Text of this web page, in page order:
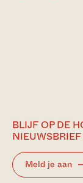
BLIJF OP DE
NIEUWSBRIEF
Meld je aan